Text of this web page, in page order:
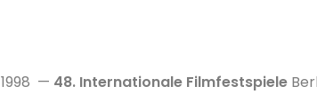
1998 — 48. Internationale Filmfestspiele